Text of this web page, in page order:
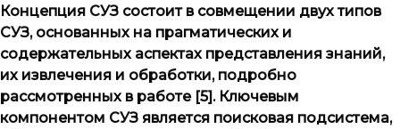
Концепция СУЗ состоит в совмещении двух типов
СУЗ, основанных на прагматических и
содержательных аспектах представления знаний,
их извлечения и обработки, подробно
рассмотренных в работе [5]. Ключевым
компонентом СУЗ является поисковая подсистема,